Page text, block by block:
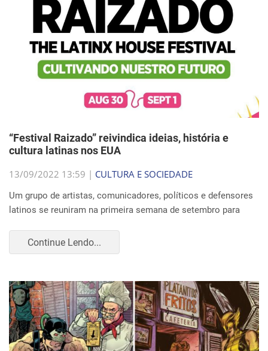
“Festival Raizado” reivindica ideias, história e
cultura latinas nos EUA
13/09/2022 13:59 | CULTURA E SOCIEDADE
Um grupo de artistas, comunicadores, políticos e defensores
latinos se reuniram na primeira semana de setembro para
Continue Lendo...